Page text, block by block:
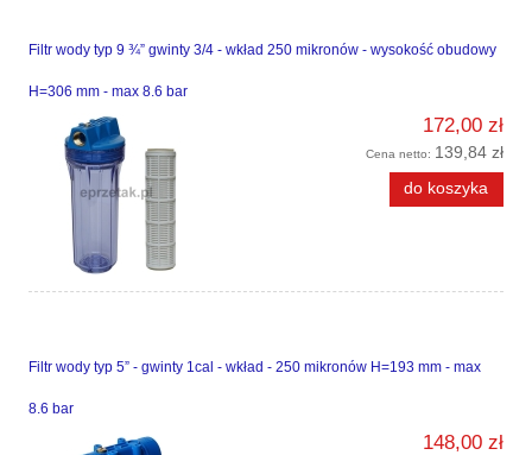
Filtr wody typ 9 ¾” gwinty 3/4 - wkład 250 mikronów - wysokość obudowy
H=306 mm - max 8.6 bar
172,00 zł
Cena netto: 139,84 zł
do koszyka
Filtr wody typ 5” - gwinty 1cal - wkład - 250 mikronów H=193 mm - max
8.6 bar
148,00 zł